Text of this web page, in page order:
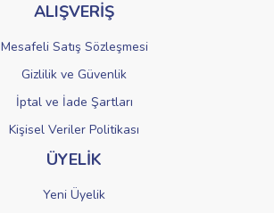
ALIŞVERİŞ
Mesafeli Satış Sözleşmesi
Gizlilik ve Güvenlik
İptal ve İade Şartları
Kişisel Veriler Politikası
ÜYELİK
Yeni Üyelik